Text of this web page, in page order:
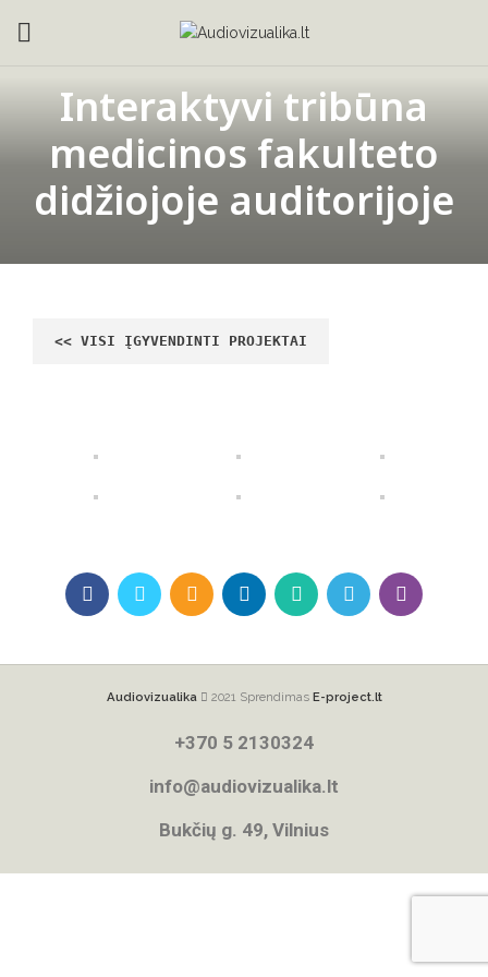
Interaktyvi tribūna
medicinos fakulteto
didžiojoje auditorijoje
Audiovizualika 2021 Sprendimas E-project.lt
+370 5 2130324
info@audiovizualika.lt
Bukčių g. 49, Vilnius